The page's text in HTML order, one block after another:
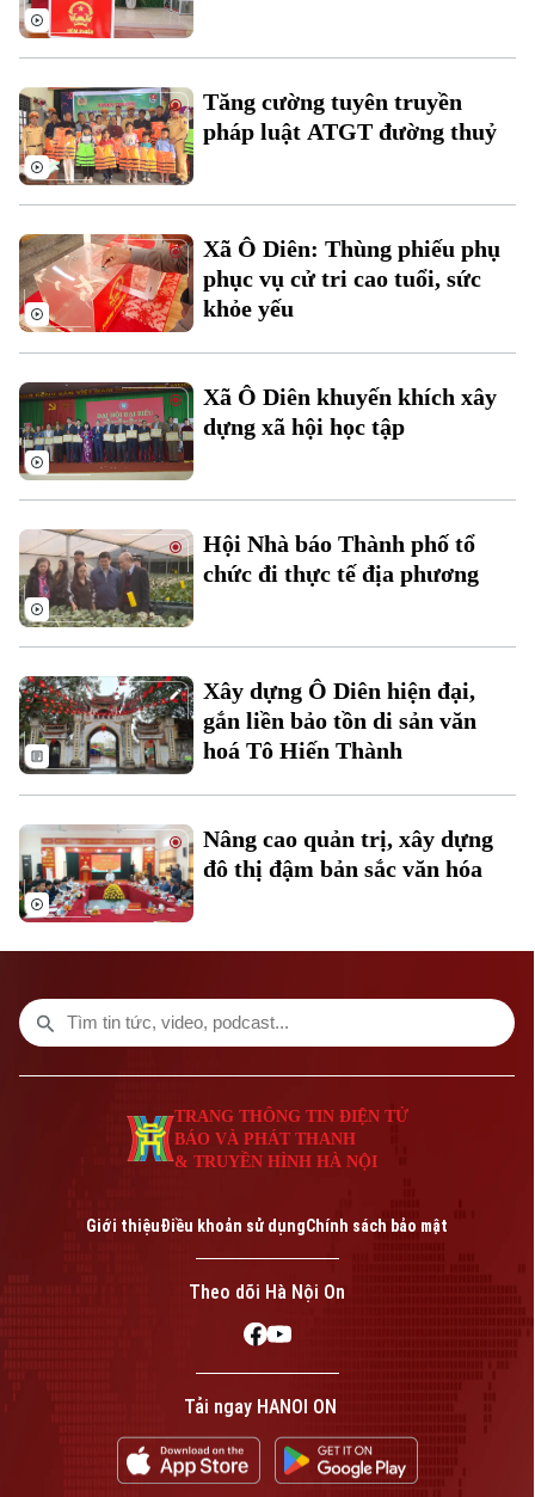
Theo dõi Hà Nội On
Tòa soạn
0865.116.699 (hotline)
Tòa soạn
0865.116.699
phép số: Số 63/GP-TTDT, cấp ngày 10/05/2023
TRANG THÔNG TIN ĐIỆN TỬ
CỦA CƠ QUAN BÁO VÀ PHÁT THANH TRUYỀN HÌNH HÀ NỘI
Số 3-5 Huỳnh Thúc Kháng-Phường Láng-Hà Nội
Tăng cường tuyên truyền
pháp luật ATGT đường thuỷ
Xã Ô Diên: Thùng phiếu phụ
phục vụ cử tri cao tuổi, sức
khỏe yếu
Xã Ô Diên khuyến khích xây
dựng xã hội học tập
Hội Nhà báo Thành phố tổ
chức đi thực tế địa phương
Xây dựng Ô Diên hiện đại,
gắn liền bảo tồn di sản văn
hoá Tô Hiến Thành
Nâng cao quản trị, xây dựng
đô thị đậm bản sắc văn hóa
TRANG THÔNG TIN ĐIỆN TỬ
BÁO VÀ PHÁT THANH
& TRUYỀN HÌNH HÀ NỘI
Giới thiệuĐiều khoản sử dụngChính sách bảo mật
Theo dõi Hà Nội On
Tải ngay HANOI ON